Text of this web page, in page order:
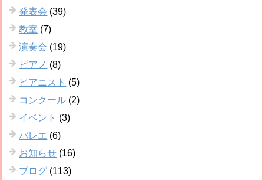
発表会 (39)
教室 (7)
演奏会 (19)
ピアノ (8)
ピアニスト (5)
コンクール (2)
イベント (3)
バレエ (6)
お知らせ (16)
ブログ (113)